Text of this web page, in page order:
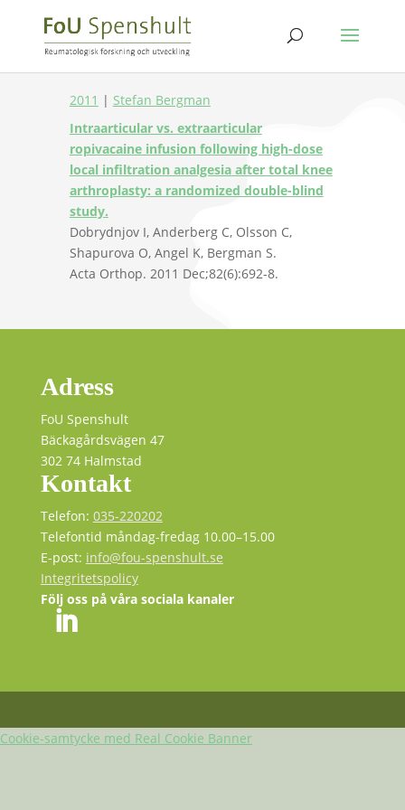
2011 | Stefan Bergman
Intraarticular vs. extraarticular
ropivacaine infusion following high-dose
local infiltration analgesia after total knee
arthroplasty: a randomized double-blind
study.
Dobrydnjov I, Anderberg C, Olsson C,
Shapurova O, Angel K, Bergman S.
Acta Orthop. 2011 Dec;82(6):692-8.
Adress
FoU Spenshult
Bäckagårdsvägen 47
302 74 Halmstad
Kontakt
Telefon: 035-220202
Telefontid måndag-fredag 10.00–15.00
E-post: info@fou-spenshult.se
Integritetspolicy
Följ oss på våra sociala kanaler
Cookie-samtycke med Real Cookie Banner